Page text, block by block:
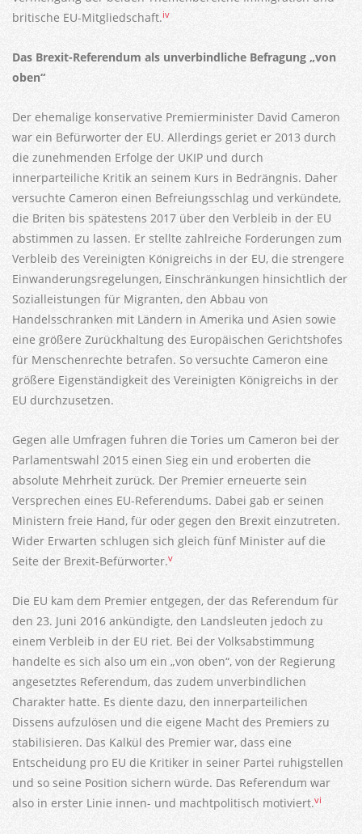
britische EU-Mitgliedschaft.iv
Das Brexit-Referendum als unverbindliche Befragung „von
oben“
Der ehemalige konservative Premierminister David Cameron
war ein Befürworter der EU. Allerdings geriet er 2013 durch
die zunehmenden Erfolge der UKIP und durch
innerparteiliche Kritik an seinem Kurs in Bedrängnis. Daher
versuchte Cameron einen Befreiungsschlag und verkündete,
die Briten bis spätestens 2017 über den Verbleib in der EU
abstimmen zu lassen. Er stellte zahlreiche Forderungen zum
Verbleib des Vereinigten Königreichs in der EU, die strengere
Einwanderungsregelungen, Einschränkungen hinsichtlich der
Sozialleistungen für Migranten, den Abbau von
Handelsschranken mit Ländern in Amerika und Asien sowie
eine größere Zurückhaltung des Europäischen Gerichtshofes
für Menschenrechte betrafen. So versuchte Cameron eine
größere Eigenständigkeit des Vereinigten Königreichs in der
EU durchzusetzen.
Gegen alle Umfragen fuhren die Tories um Cameron bei der
Parlamentswahl 2015 einen Sieg ein und eroberten die
absolute Mehrheit zurück. Der Premier erneuerte sein
Versprechen eines EU-Referendums. Dabei gab er seinen
Ministern freie Hand, für oder gegen den Brexit einzutreten.
Wider Erwarten schlugen sich gleich fünf Minister auf die
Seite der Brexit-Befürworter.v
Die EU kam dem Premier entgegen, der das Referendum für
den 23. Juni 2016 ankündigte, den Landsleuten jedoch zu
einem Verbleib in der EU riet. Bei der Volksabstimmung
handelte es sich also um ein „von oben“, von der Regierung
angesetztes Referendum, das zudem unverbindlichen
Charakter hatte. Es diente dazu, den innerparteilichen
Dissens aufzulösen und die eigene Macht des Premiers zu
stabilisieren. Das Kalkül des Premier war, dass eine
Entscheidung pro EU die Kritiker in seiner Partei ruhigstellen
und so seine Position sichern würde. Das Referendum war
also in erster Linie innen- und machtpolitisch motiviert.vi